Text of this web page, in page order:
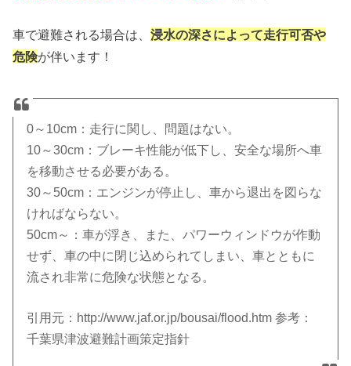
車で避難される場合は、浸水の深さによって走行可否や
危険が伴います！
0～10cm：走行に関し、問題はない。
10～30cm：ブレーキ性能が低下し、安全な場所へ車
を移動させる必要がある。
30～50cm：エンジンが停止し、車から退出を図らな
ければならない。
50cm～：車が浮き、また、パワーウィンドウが作動
せず、車の中に閉じ込められてしまい、車とともに
流され非常に危険な状態となる。
引用元：http://www.jaf.or.jp/bousai/flood.htm 参考：
千葉県津波避難計画策定指針